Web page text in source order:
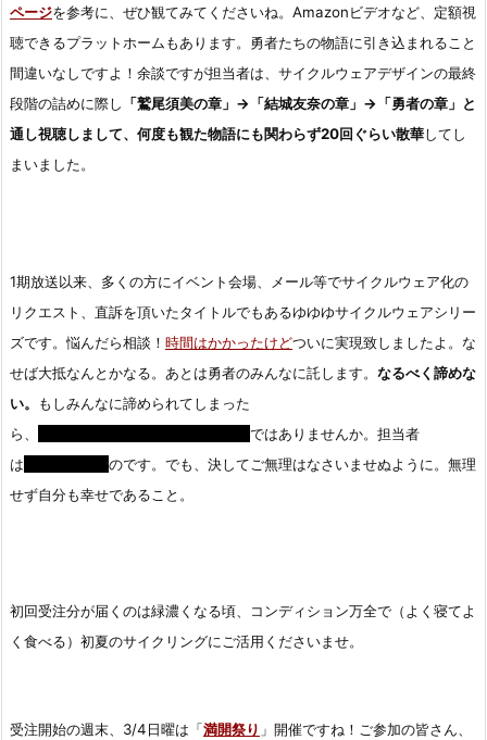
ページを参考に、ぜひ観てみてくださいね。Amazonビデオなど、定額視
聴できるプラットホームもあります。勇者たちの物語に引き込まれること
間違いなしですよ！余談ですが担当者は、サイクルウェアデザインの最終
段階の詰めに際し 「鷲尾須美の章」→「結城友奈の章」→「勇者の章」と
通し視聴しまして、何度も観た物語にも関わらず20回ぐらい散華してし
まいました。
1期放送以来、多くの方にイベント会場、メール等でサイクルウェア化の
リクエスト、直訴を頂いたタイトルでもあるゆゆゆサイクルウェアシリー
ズです。悩んだら相談！ 時間はかかったけどついに実現致しましたよ。な
せば大抵なんとかなる。あとは勇者のみんなに託します。 なるべく諦めな
い。
もしみんなに諦められてしまった
ら、
ではありませんか。担当者
は
のです。でも、決してご無理はなさいませぬように。無理
せず自分も幸せであること。
初回受注分が届くのは緑濃くなる頃、コンディション万全で（よく寝てよ
く食べる）初夏のサイクリングにご活用くださいませ。
受注開始の週末、3/4日曜は「満開祭り 」開催ですね！ご参加の皆さん、